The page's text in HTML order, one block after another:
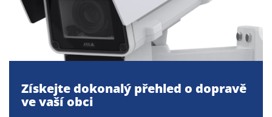
Získejte dokonalý přehled o dopravě
ve vaší obci